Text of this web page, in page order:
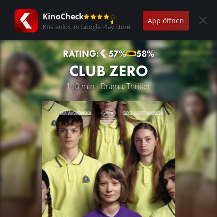
KinoCheck
Kostenlos im Google Play Store
App öffnen
RATING: 57% 58%
CLUB ZERO
110 min · Drama, Thriller